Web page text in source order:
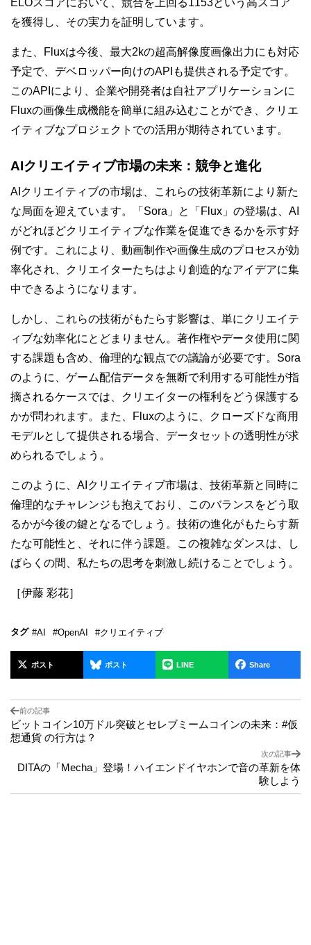
ELOスコアにおいて、競合を上回る1153という高スコア
を獲得し、その実力を証明しています。
また、Fluxは今後、最大2kの超高解像度画像出力にも対応
予定で、デベロッパー向けのAPIも提供される予定です。
このAPIにより、企業や開発者は自社アプリケーションに
Fluxの画像生成機能を簡単に組み込むことができ、クリエ
イティブなプロジェクトでの活用が期待されています。
AIクリエイティブ市場の未来：競争と進化
AIクリエイティブの市場は、これらの技術革新により新た
な局面を迎えています。「Sora」と「Flux」の登場は、AI
がどれほどクリエイティブな作業を促進できるかを示す好
例です。これにより、動画制作や画像生成のプロセスが効
率化され、クリエイターたちはより創造的なアイデアに集
中できるようになります。
しかし、これらの技術がもたらす影響は、単にクリエイテ
ィブな効率化にとどまりません。著作権やデータ使用に関
する課題も含め、倫理的な観点での議論が必要です。Sora
のように、ゲーム配信データを無断で利用する可能性が指
摘されるケースでは、クリエイターの権利をどう保護する
かが問われます。また、Fluxのように、クローズドな商用
モデルとして提供される場合、データセットの透明性が求
められるでしょう。
このように、AIクリエイティブ市場は、技術革新と同時に
倫理的なチャレンジも抱えており、このバランスをどう取
るかが今後の鍵となるでしょう。技術の進化がもたらす新
たな可能性と、それに伴う課題。この複雑なダンスは、し
ばらくの間、私たちの思考を刺激し続けることでしょう。
［伊藤 彩花］
タグ #AI #OpenAI #クリエイティブ
ポスト ポスト LINE Share
前の記事
ビットコイン10万ドル突破とセレブミームコインの未来：#仮
想通貨 の行方は？
次の記事
DITAの「Mecha」登場！ハイエンドイヤホンで音の革新を体
験しよう